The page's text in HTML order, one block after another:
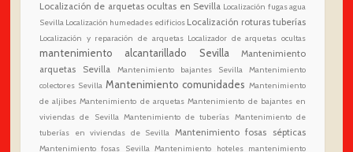
Localización de arquetas ocultas en Sevilla Localización fugas agua
Sevilla Localización humedades edificios Localización roturas tuberías
Localización y reparación de arquetas Localizador de arquetas ocultas
mantenimiento alcantarillado Sevilla
Mantenimiento
arquetas Sevilla
Mantenimiento bajantes Sevilla
Mantenimiento
colectores Sevilla Mantenimiento comunidades Mantenimiento
de aljibes Mantenimiento de arquetas Mantenimiento de bajantes en
viviendas de Sevilla Mantenimiento de tuberías Mantenimiento de
tuberías en viviendas de Sevilla Mantenimiento fosas sépticas
Mantenimiento fosas Sevilla Mantenimiento hoteles mantenimiento